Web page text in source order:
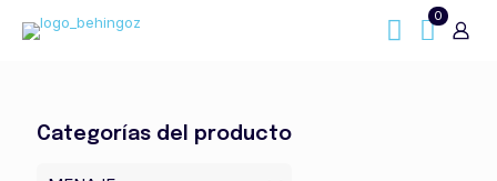
0
Categorías del producto